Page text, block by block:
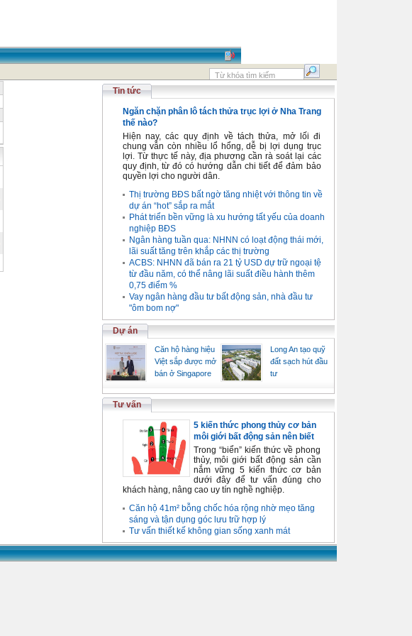
Tin tức
Ngăn chặn phân lô tách thửa trục lợi ở Nha Trang
thế nào?
Hiện nay, các quy định về tách thửa, mở lối đi
chung vẫn còn nhiều lổ hổng, dễ bị lợi dụng trục
lợi. Từ thực tế này, địa phương cần rà soát lại các
quy định, từ đó có hướng dẫn chi tiết để đảm bảo
quyền lợi cho người dân.
Thị trường BĐS bất ngờ tăng nhiệt với thông tin về
dự án “hot” sắp ra mắt
Phát triển bền vững là xu hướng tất yếu của doanh
nghiệp BĐS
Ngân hàng tuần qua: NHNN có loạt động thái mới,
lãi suất tăng trên khắp các thị trường
ACBS: NHNN đã bán ra 21 tỷ USD dự trữ ngoại tệ
từ đầu năm, có thể nâng lãi suất điều hành thêm
0,75 điểm %
Vay ngân hàng đầu tư bất động sản, nhà đầu tư
"ôm bom nợ"
Dự án
Căn hộ hàng hiệu
Việt sắp được mở
bán ở Singapore
Long An tạo quỹ
đất sạch hút đầu
tư
Tư vấn
5 kiến thức phong thủy cơ bản
môi giới bất động sản nên biết
Trong “biển” kiến thức về phong
thủy, môi giới bất động sản cần
nắm vững 5 kiến thức cơ bản
dưới đây để tư vấn đúng cho
khách hàng, nâng cao uy tín nghề nghiệp.
Căn hộ 41m² bỗng chốc hóa rộng nhờ mẹo tăng
sáng và tận dụng góc lưu trữ hợp lý
Tư vấn thiết kế không gian sống xanh mát